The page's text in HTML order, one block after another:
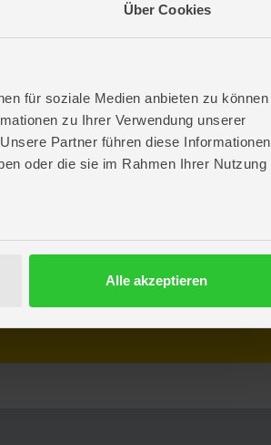
Über Cookies
für soziale Medien anbieten zu können
zu Ihrer Verwendung unserer
Partner führen diese Informationen
oder die sie im Rahmen Ihrer Nutzung
Alle akzeptieren